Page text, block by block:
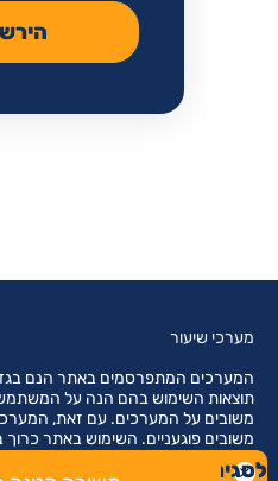
מערכי שיעור
המערכים המתפרסמים באתר הנם
תוצאות השימוש בהם הנה על
משובים על המערכים. עם זאת,
משובים פוגעניים. השימוש באתר
לסגירת